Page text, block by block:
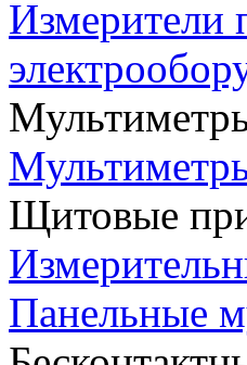
Измерители
Щитовые
Панельные